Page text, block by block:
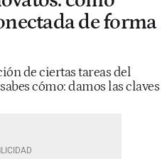
de forma
de ciertas tareas del
cómo: damos las claves